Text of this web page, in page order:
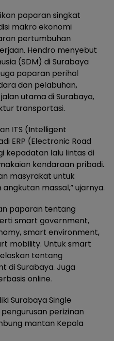
paparan singkat
makro ekonomi
pertumbuhan
Hendro menyebut
(SDM) di Surabaya
paparan perihal
dan pelabuhan,
utama di Surabaya,
transportasi.
ITS (Intelligent
ERP (Electronic Road
kepadatan lalu lintas di
kendaraan pribadi.
masyrakat untuk
massal,” ujarnya.
paparan tentang
smart government,
smart environment,
mobility. Untuk smart
tentang
di Surabaya. Juga
online.
Surabaya Single
perizinan
mantan Kepala